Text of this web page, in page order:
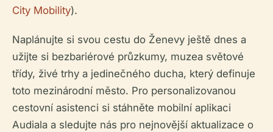
City Mobility).
Naplánujte si svou cestu do Ženevy ještě dnes a
užijte si bezbariérové průzkumy, muzea světové
třídy, živé trhy a jedinečného ducha, který definuje
toto mezinárodní město. Pro personalizovanou
cestovní asistenci si stáhněte mobilní aplikaci
Audiala a sledujte nás pro nejnovější aktualizace o